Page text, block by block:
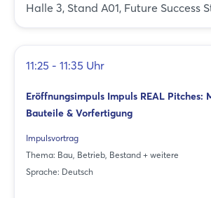
Halle 3, Stand A01, Future Success
11:25 - 11:35 Uhr
Eröffnungsimpuls Impuls REAL Pitches:
Bauteile & Vorfertigung
Impulsvortrag
Thema: Bau, Betrieb, Bestand + weitere
Sprache: Deutsch